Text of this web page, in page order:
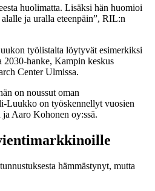
huolimatta. Lisäksi hän huomioi
ja uralla eteenpäin”, RIL:n
työlistalta löytyvät esimerkiksi
2030-hanke, Kampin keskus
Center Ulmissa.
on noussut oman
Luukko on työskennellyt vuosien
ja Aaro Kohonen oy:ssä.
hämmästynyt, mutta